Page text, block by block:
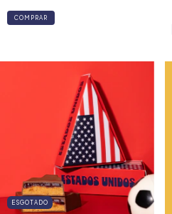
ESGOTADO